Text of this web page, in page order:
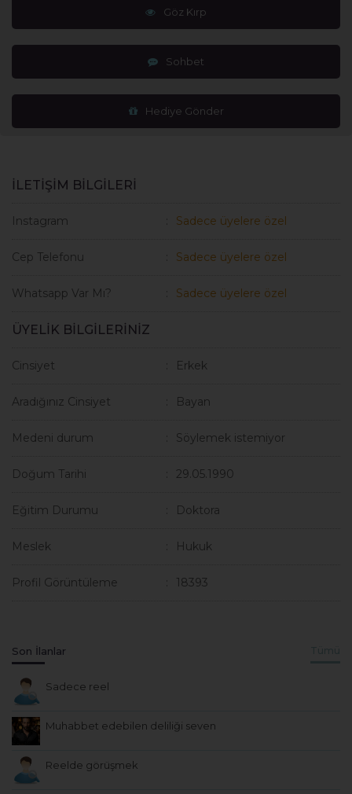
Göz Kırp
Sohbet
Hediye Gönder
İLETİŞİM BİLGİLERİ
Instagram Sadece üyelere özel
Cep Telefonu Sadece üyelere özel
Whatsapp Var Mı? Sadece üyelere özel
ÜYELİK BİLGİLERİNİZ
Cinsiyet Erkek
Aradığınız Cinsiyet Bayan
Medeni durum Söylemek istemiyor
Doğum Tarihi 29.05.1990
Eğitim Durumu Doktora
Meslek Hukuk
Profil Görüntüleme 18393
Son İlanlar
Sadece reel
Muhabbet edebilen deliliği seven
Reelde görüşmek